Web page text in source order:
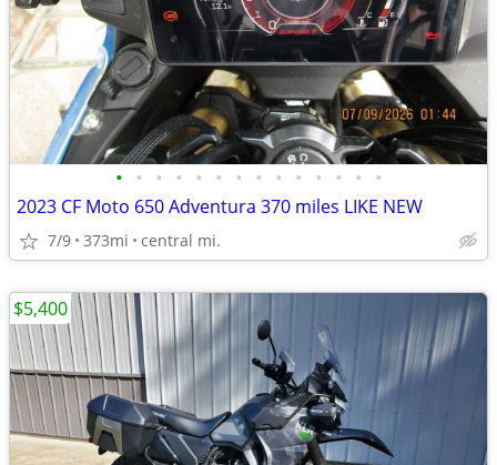
• • • • • • • • • • • • • •
2023 CF Moto 650 Adventura 370 miles LIKE NEW
7/9 373mi central mi.
$5,400